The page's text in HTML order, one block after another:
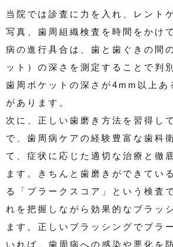
当院では診査に力を入れ、レント
写真、歯周組織検査を時間をかけ
病の進行具合は、歯と歯ぐきの間
ット）の深さを測定することで判
歯周ポケットの深さが4mm以上あ
があります。
次に、正しい歯磨き方法を習得し
で、歯周病ケアの経験豊富な歯科
て、症状に応じた適切な治療と徹
ます。きちんと歯磨きができてい
る「プラークスコア」という検査
れを把握しながら効果的なブラッ
ます。正しいブラッシングでプラ
いれば、歯周病への感染や悪化を